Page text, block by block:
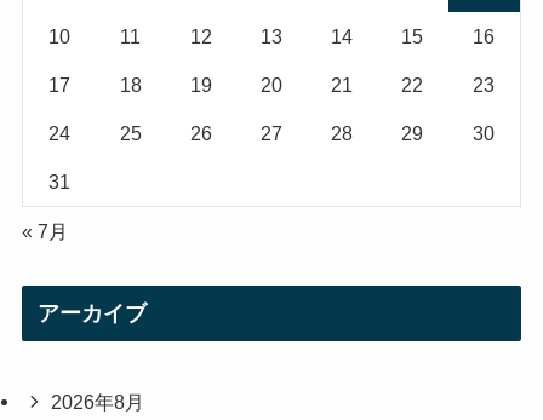
10 11 12 13 14 15 16
17 18 19 20 21 22 23
24 25 26 27 28 29 30
31
« 7月
アーカイブ
2026年8月